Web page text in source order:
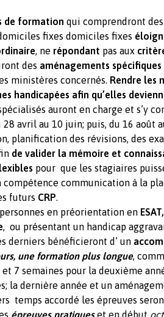
de formation qui comprendront
fixes domiciles fixes
, ne répondant pas aux
des aménagements spécifiques
ministères concernés. Rendre les
handicapées afin qu’elles
auront en charge et s’y
28 avril au 10 juin; puis, du 16 août
planification des révisions, des
de valider la mémoire et
pour que les stagiaires
compétence communication à la
futurs CRP.
en préorientation en ESAT,
, ou présentant un handicap
derniers bénéficieront d’ un
une formation plus longue,
7 semaines pour la deuxième
la dernière année et un
temps accordé les épreuves
épreuves pratiqueset en début